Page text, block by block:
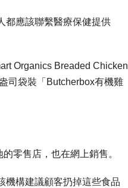
都應該聯繫醫療保健提供
Organics Breaded Chicken
司袋裝「Butcherbox有機雞
零售店，也在網上銷售。
機構建議顧客扔掉這些食品